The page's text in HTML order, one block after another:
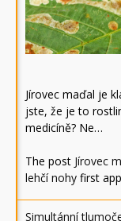
Jírovec maďal je
jste, že je to
medicíně? Ne…
The post Jírovec
lehčí nohy first
Simultánní